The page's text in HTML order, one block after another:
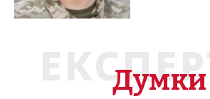
Думки